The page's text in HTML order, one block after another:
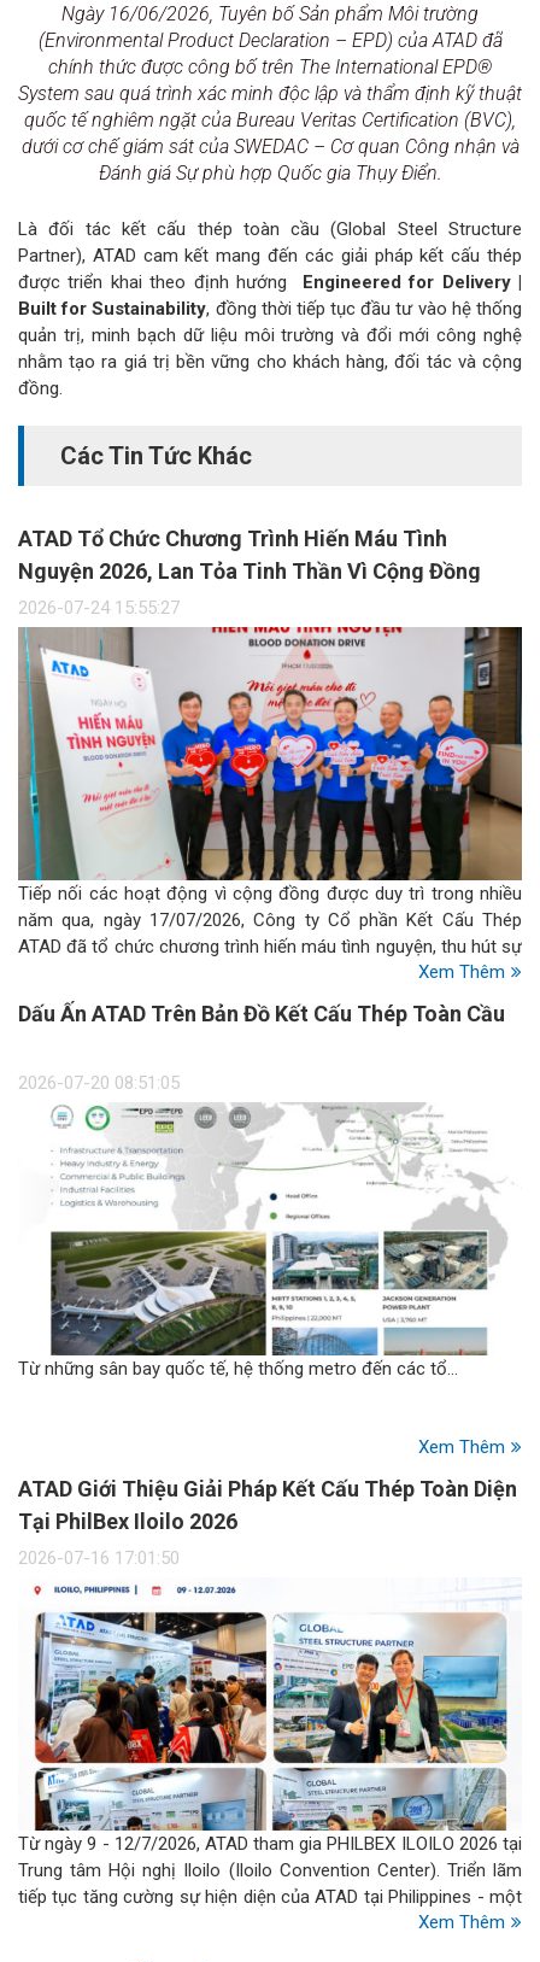
Ngày 16/06/2026, Tuyên bố Sản phẩm Môi trường
(Environmental Product Declaration – EPD) của ATAD đã
chính thức được công bố trên The International EPD®
System sau quá trình xác minh độc lập và thẩm định kỹ thuật
quốc tế nghiêm ngặt của Bureau Veritas Certification (BVC),
dưới cơ chế giám sát của SWEDAC – Cơ quan Công nhận và
Đánh giá Sự phù hợp Quốc gia Thụy Điển.
Là đối tác kết cấu thép toàn cầu (Global Steel Structure
Partner), ATAD cam kết mang đến các giải pháp kết cấu thép
được triển khai theo định hướng
Engineered for Delivery |
Built for Sustainability, đồng thời tiếp tục đầu tư vào hệ thống
quản trị, minh bạch dữ liệu môi trường và đổi mới công nghệ
nhằm tạo ra giá trị bền vững cho khách hàng, đối tác và cộng
đồng.
Các Tin Tức Khác
ATAD Tổ Chức Chương Trình Hiến Máu Tình
Nguyện 2026, Lan Tỏa Tinh Thần Vì Cộng Đồng
2026-07-24 15:55:27
Tiếp nối các hoạt động vì cộng đồng được duy trì trong nhiều
năm qua, ngày 17/07/2026, Công ty Cổ phần Kết Cấu Thép
ATAD đã tổ chức chương trình hiến máu tình nguyện, thu hút sự
tham gia nhiệt tình của đông đảo cán bộ nhân viên từ khối văn
phòng, nhà máy đến dự án.
Xem Thêm
Dấu Ấn ATAD Trên Bản Đồ Kết Cấu Thép Toàn Cầu
2026-07-20 08:51:05
Từ những sân bay quốc tế, hệ thống metro đến các tổ…
Xem Thêm
ATAD Giới Thiệu Giải Pháp Kết Cấu Thép Toàn Diện
Tại PhilBex Iloilo 2026
2026-07-16 17:01:50
Từ ngày 9 - 12/7/2026, ATAD tham gia PHILBEX ILOILO 2026 tại
Trung tâm Hội nghị Iloilo (Iloilo Convention Center). Triển lãm
tiếp tục tăng cường sự hiện diện của ATAD tại Philippines - một
trong những thị trường xây dựng năng động của Đông Nam Á.
Xem Thêm